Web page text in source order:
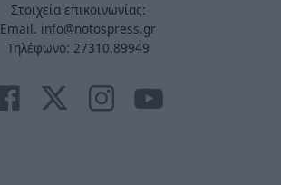
Στοιχεία επικοινωνίας:
Email. info@notospress.gr
Τηλέφωνο: 27310.89949